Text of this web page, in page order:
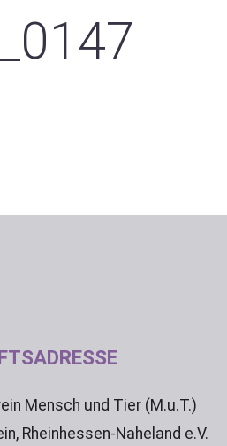
Mensch und Tier (M.u.T.)
Rheinhessen-Naheland e.V.